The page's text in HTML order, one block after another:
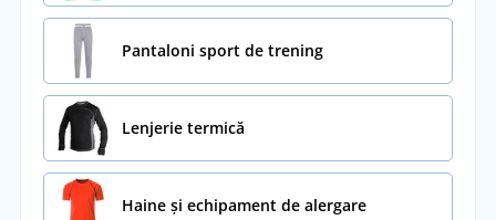
Pantaloni sport de trening
Lenjerie termică
Haine și echipament de alergare